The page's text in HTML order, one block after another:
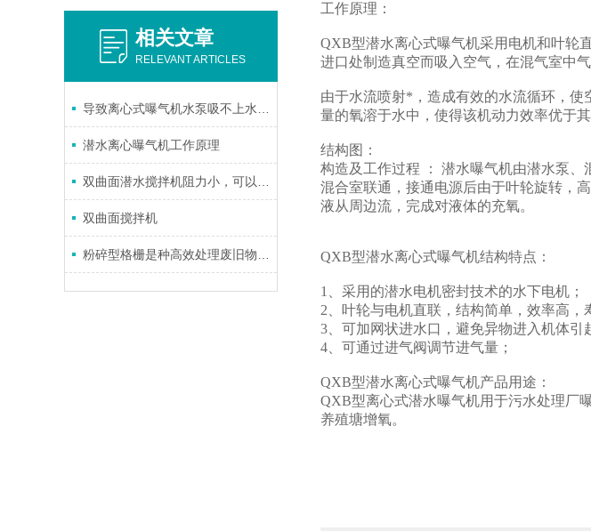
相关文章
RELEVANT ARTICLES
潜水离心曝气机工作原理
双曲面搅拌机
工作原理：
QXB型潜水离心式曝气机采用电机和叶轮
进口处制造真空而吸入空气，在混气室中
由于水流喷射*，造成有效的水流循环，
量的氧溶于水中，使得该机动力效率优于
结构图：
构造及工作过程 ： 潜水曝气机由潜水泵
混合室联通，接通电源后由于叶轮旋转，
液从周边流，完成对液体的充氧。
QXB型潜水离心式曝气机结构特点：
1、采用的潜水电机密封技术的水下电机；
2、叶轮与电机直联，结构简单，效率高
3、可加网状进水口，避免异物进入机体
4、可通过进气阀调节进气量；
QXB型潜水离心式曝气机产品用途：
QXB型离心式潜水曝气机用于污水处理厂
养殖塘增氧。